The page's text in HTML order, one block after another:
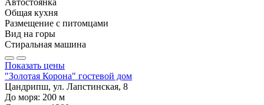
Общая кухня
Размещение с питомцами
Вид на горы
Стиральная машина
Показать цены
"Золотая Корона" гостевой дом
Цандрипш, ул. Лапстинская, 8
До моря: 200 м